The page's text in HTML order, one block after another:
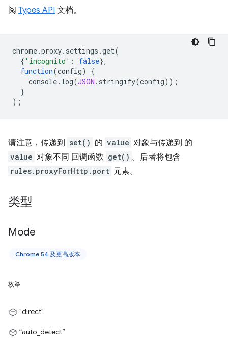
阅 Types API 文档。
chrome.proxy. settings .get(
{ 'incognito' : false},
function(config)
{
console. log(JSON . stringify(config));
}
);
请注意，传递到 set() 的 value 对象与传递到 的
value 对象不同 回调函数 get() 。后者将包含
rules.proxyForHttp.port 元素。
类型
Mode
Chrome 54 及更高版本
枚举
"direct"
“auto_detect”